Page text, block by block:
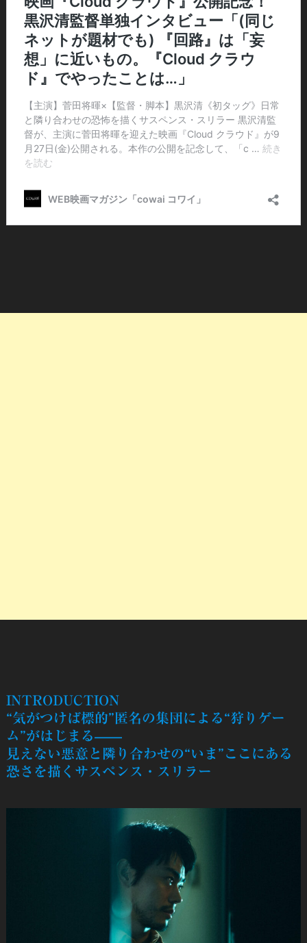
INTRODUCTION
“気がつけば標的”匿名の集団による“狩りゲー
ム”がはじまる——
見えない悪意と隣り合わせの“いま”ここにある
恐さを描くサスペンス・スリラー